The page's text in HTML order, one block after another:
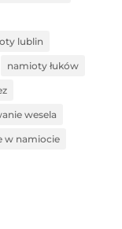
lublin
namioty łuków
wesela
w namiocie